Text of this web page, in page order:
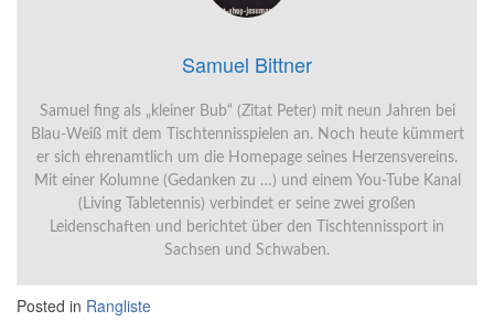
Samuel Bittner
Samuel fing als „kleiner Bub“ (Zitat Peter) mit neun Jahren bei
Blau-Weiß mit dem Tischtennisspielen an. Noch heute kümmert
er sich ehrenamtlich um die Homepage seines Herzensvereins.
Mit einer Kolumne (Gedanken zu …) und einem You-Tube Kanal
(Living Tabletennis) verbindet er seine zwei großen
Leidenschaften und berichtet über den Tischtennissport in
Sachsen und Schwaben.
Posted in Rangliste